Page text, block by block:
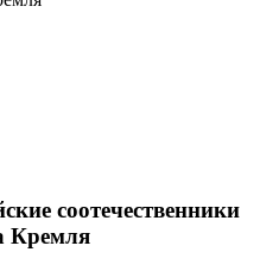
соотечественники
Кремля